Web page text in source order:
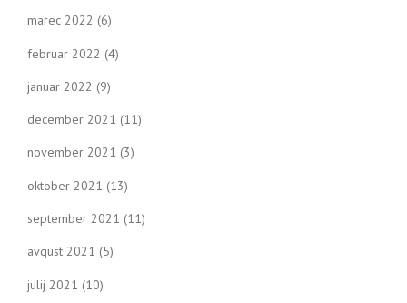
marec 2022 (6)
februar 2022 (4)
januar 2022 (9)
december 2021 (11)
november 2021 (3)
oktober 2021 (13)
september 2021 (11)
avgust 2021 (5)
julij 2021 (10)